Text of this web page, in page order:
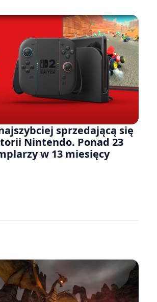
sprzedającą się
Nintendo. Ponad 23
w 13 miesięcy